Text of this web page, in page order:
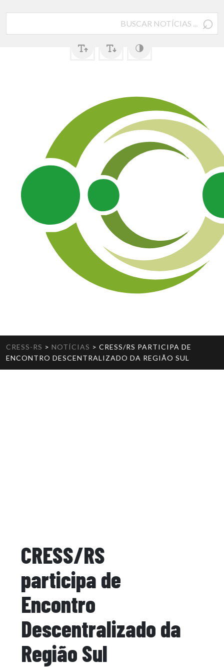
⌕
CRESS-RS > NOTÍCIAS > CRESS/RS PARTICIPA DE
ENCONTRO DESCENTRALIZADO DA REGIÃO SUL
CRESS/RS
participa de
Encontro
Descentralizado da
Região Sul